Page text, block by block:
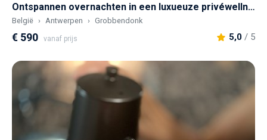
Ontspannen overnachten in een luxueuze privéwellness op je eigen privé boseiland
België Antwerpen Grobbendonk
€ 590 vanaf prijs 5,0 / 5